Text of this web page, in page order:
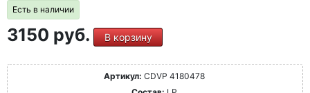
Есть в наличии
3150 руб. В корзину
Артикул: CDVP 4180478